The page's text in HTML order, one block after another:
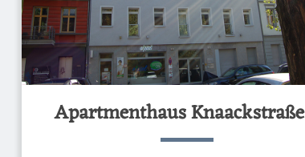
Apartmenthaus Knaackstraße